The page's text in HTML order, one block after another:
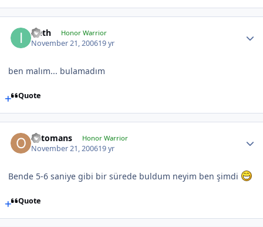
Ireth Honor Warrior
November 21, 200619 yr
ben malım... bulamadım
Quote
Ottomans Honor Warrior
November 21, 200619 yr
Bende 5-6 saniye gibi bir sürede buldum neyim ben şimdi
Quote